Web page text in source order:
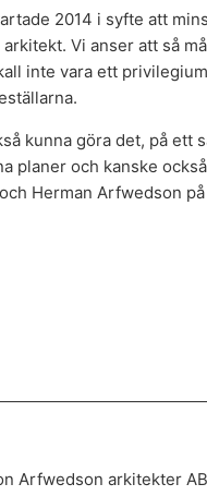
2014 i syfte att
Vi anser att så
inte vara ett
kunna göra det, på ett
planer och kanske
Herman Arfwedson på
Arfwedson arkitekter AB